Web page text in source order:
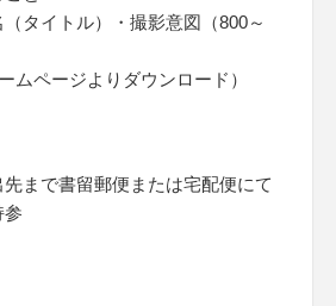
タイトル）・撮影意図（800～
ムページよりダウンロード）
まで書留郵便または宅配便にて
参